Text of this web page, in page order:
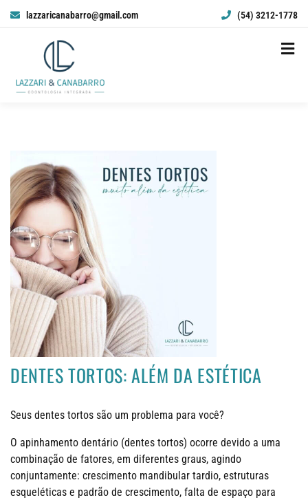
lazzaricanabarro@gmail.com (54) 3212-1778
DENTES TORTOS: ALÉM DA ESTÉTICA
Seus dentes tortos são um problema para você?
O apinhamento dentário (dentes tortos) ocorre devido a uma
combinação de fatores, em diferentes graus, agindo
conjuntamente: crescimento mandibular tardio, estruturas
esqueléticas e padrão de crescimento, falta de espaço para